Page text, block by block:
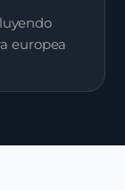
europea